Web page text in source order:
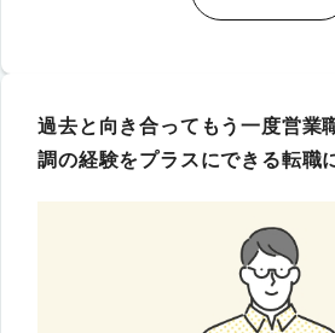
過去と向き合ってもう一度営業
調の経験をプラスにできる転職